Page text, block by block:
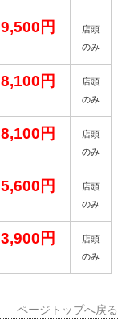
9,500円
店頭
のみ
8,100円
店頭
のみ
8,100円
店頭
のみ
5,600円
店頭
のみ
3,900円
店頭
のみ
ページトップへ戻る